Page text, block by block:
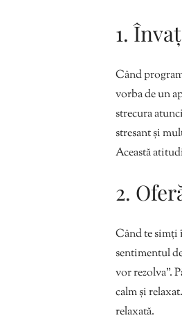
1.
Când
vorba de un
strecura
stresant și
Această
2.
Când te simți
sentimentul
vor rezolva”.
calm și
relaxată.